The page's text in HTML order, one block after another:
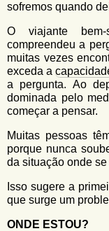
e
b
u
s
c
a
sofremos quando
O viajante
compreendeu a
muitas vezes
exceda a
a pergunta. Ao
dominada pelo
começar a pensar.
Muitas pessoas
porque nunca
da situação onde
Isso sugere a
que surge um
ONDE ESTOU?